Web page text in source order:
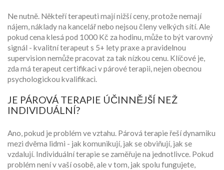
Ne nutně. Někteří terapeuti mají nižší ceny, protože nemají
nájem, náklady na kancelář nebo nejsou členy velkých sítí. Ale
pokud cena klesá pod 1000 Kč za hodinu, může to být varovný
signál - kvalitní terapeut s 5+ lety praxe a pravidelnou
supervision nemůže pracovat za tak nízkou cenu. Klíčové je,
zda má terapeut certifikaci v párové terapii, nejen obecnou
psychologickou kvalifikaci.
JE PÁROVÁ TERAPIE ÚČINNĚJŠÍ NEŽ
INDIVIDUÁLNÍ?
Ano, pokud je problém ve vztahu. Párová terapie řeší dynamiku
mezi dvěma lidmi - jak komunikují, jak se obviňují, jak se
vzdalují. Individuální terapie se zaměřuje na jednotlivce. Pokud
problém není v vaší osobě, ale v tom, jak spolu fungujete,